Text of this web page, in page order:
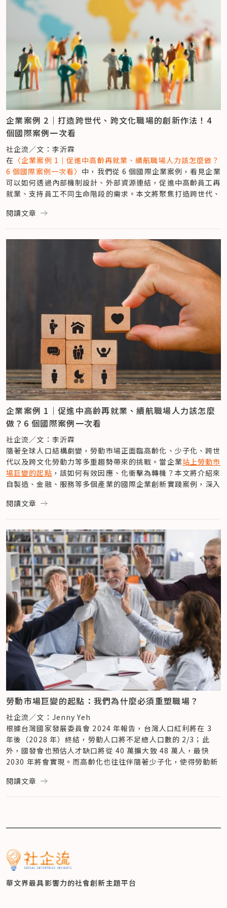
入東南亞特有的香料、食物或配菜等；此外，也能舉辦具有特殊
意涵的活動、文化慶典等，像是泰國人的潑水節、穆斯林注重的
節日對移工意義重大的節日時舉辦慶祝活動，「對這些異鄉的人
才來說，這是一個最有思鄉情結，也最能讓移工們感到被感謝、
被重視的環節。」陳凱翔說。
四、規劃長期的職涯發展路徑
「有沒有屬於跨人才的晉升路徑？企業能不能長期把我留下？」
尤其以藍領移工來說，是許多東南亞移工十分在意。對此陳凱翔
提到，台灣政府在 2023 年推出「移工留才久用」新政策，符合
條件的藍領移工將有機會申請成為「中階人力」，甚至取得永久
居留。這為企業留下優秀人才打開了一扇大門，「會有越來越多
的企業開始實行『移工的儲備幹部計畫』，透過培訓資深、具備
專業技術的移工成為基層主管，由移工來管理其他新進的移
工。」陳凱翔認為，這是一個全新的想像，「運用這些移工成為
基層的管理者，讓移工跟其他移工間沒有跨文化問題。」解決了
基層管理的語言文化隔閡，更為移工提供了清晰可見的晉升方
向，大幅提升移工對於企業的信任力與向心力。
如何培養這些跨文化工作者成為人才、成為新的管理儲備人才，
讓他發揮更大的價值，這個是一個很值得嘗試方向，從 One-
Forty 的角度，也實際協助企業展開一些行動。
例如位於高雄的福興工業，已與 One-Forty 有著 4、5 年的深
度合作經驗，從雇主品牌建立開始，近期也針對一小部分移工人
才進行「儲備幹部培訓」，針對管理階層需具備的軟實力，如溝
通訓練、團隊合作、公眾表達等進行培訓。「福興對外早已成為
許多外籍移工心目中優先選項之一。」將跨文化管理內涵從內部
培訓到外部品牌，形成正向循環。
另外，跨國企業上也看見不同的模式。全球大型服飾品牌 VF 集
團（旗下擁有 The North Face, Vans 等品牌）則從全球供應
鏈的 ESG 策略中的「 Workers Community
Development」計畫出發，與 One-Forty 合作，為其在台供
應鏈廠商中的移工提供從移工適應、溝通到技能的培訓工作。
「透過這樣的模式，有機會影響到很多不同的供應鏈工廠。」陳
凱翔坦言，藉由 VF 台灣的成功模式作為典範，帶動產業裡的改
變，讓更多不同企業可以加入，甚至有機會複製到其他國家的供
應鏈中，成為跨國的影響力。
跨世代來臨，重新塑造職場裡的新樣貌
如果說跨文化職場共融是台灣企業在全球化下的必修課；那跨世
代間的合作，則是回應台灣人口結構改變的關鍵課題。在當代的
職場中「「四代同堂」甚至「五代同堂」（從嬰兒潮世代到 Z
世代）的景象可能會越來越常見，要如何讓這些不同世代價值
觀、工作模式與生命經驗的人一起工作，使潛在衝突轉化為組織
根據美國退休人員協會（AARP）在 2020 年全球調查中顯示，
針對 36 個 OECD 國家企業主管進行的調查，其中有 83% 的受
訪者表示，多世代勞動力對於企業的成功與成長至關重要，資深
員工累積的專業知識、客戶關係和風險判斷能力，結合年輕世代
的數位技能、創新思維和市場敏銳度，形成了一加一大於二的協
同效應；此外，藉由打造跨世代勞動力也能強化人才儲備、提升
組織韌性、改善員工穩定性與保留關鍵技術與經驗。在 OECD
《Promoting an Age-Inclusive Workforce》報告中也看
見，善用多世代勞動力，可顯著提升每位員工企業生產力，但實
際上只有少數雇主制定完整的跨世代職場策略。
拋開世代標籤，從個人需求出發的跨世代管理策略
當今職場普遍依賴「世代標籤」，例如「千禧世代」與「嬰兒潮
世代」，多半我們普遍認為兩個世代對於工作的需求和動機，例
如千禧世代在乎「工作與生活之間的平衡」；嬰兒潮世代對於工
作態度則具強烈的職業道德和目標導向，這樣的對比方式讓人可
以理解世代間的差異，但其實卻忽略了各世代間在職場需求上的
高度共通性，以及在同一世代內部，個體間顯著的差異。根據
OCED 研究報告顯示，不論在哪一個世代的員工都會對於「工
作環境」、「收入」等有著共通的期待。因此，若以年齡作為政
策制定的主要依據，可能無法有效回應員工的真實需求；相反
地，若能根據個別員工的具體情況、工作環境和個人需求來設計
客製化的支持措施，才是更有效的管理策略。
對於該如何進行跨世代間的溝通與管理，OECD 提供以下建
一、重新盤點人力資源
企業運用各種工具，了解員工當前的能力、潛力與職涯期望。
針對中高齡員工上可透過「中年職涯回顧」方式，以個人生命為
圖心
個人發展計畫與職涯對談，有助於釐清工作需求與員工能力及長
二、發展體驗式學習
退休規劃的協助，以及健康檢查、減重比賽等，將能延續熟齡員
工的貢獻價值，提升整體組織穩定度。他也特別提醒，企業管理
者若能帶頭做榜樣，將有助於提升員工參與度。
而在高齡過渡期（60–65 歲）與退休後延續期（65 歲以上），
企業更可考慮彈性再聘、銀髮創業協助、部門知識傳承機制等方
式，將高齡員工視為策略資源，而非成本壓力。例如李明倫建
議，企業可鼓勵跨世代互助學習，例如讓年輕員工教導熟齡員工
3C 技能，而熟齡員工則可以分享實務經驗給年輕員工，建立互
信文化，增進團隊溝通。
其次，針對中高齡員工推動友善職場，例如無印良品透過彈性工
時、培訓機制及作業輔具的導入，成功開發中高齡就業人才，截
至 2024 年 11 月底，45 歲以上夥伴的人數比例已從 2019 年
的 3％ 提升至 12％，不僅讓無印良品的服務更貼近不同年齡層
的需求，亦提升品牌形象。
在企業文化的建立方面，可提供心理支援例如正念冥想課程、心
理諮商、同儕支援小組等方式，並鼓勵開放對話與彈性管理，讓
熟齡員工感到被重視。他以群創光電於 2022 年成立的「樂齡發
展部」為例，提供具彈性、友善、健康促進的熟齡就業方案，例
講座，以及協助他們在職場上升級轉型、探索新機會等，讓經驗
豐富的熟齡員工也能有所貢獻、重新找到自己的人生定位。這樣
的制度設計不僅提升了員工對企業的認同感，也讓企業在人力配
友善家庭支援，讓長者照顧與育兒需求都能滿足
台灣約有 230 萬人承擔照顧責任，其中每年因照顧而離職者超
過 13 萬人。尤其 40–50 歲的「三明治世代」同時需照顧年邁
父母與年幼子女，長照與育兒的雙重壓力正快速侵蝕職場穩定性
愛長照營運長紀鈞惟指出：「當員工因照顧而離職，對員工是薪
資與職涯的中斷，對企業則是人才的流失。」他強調，企業應積
極建構員工照顧支援網路，協助員工平衡工作與家庭，讓高齡社
會不再是企業的風險，而是共創永續的契機。愛長照推出的「星
雲計畫」，便是專為在職照顧者設計的解方，透過一對一諮詢、
資源媒合、照顧知識補充與壓力紓解，平均可為使用者節省
10.5 天資料搜尋時間、減少 36% 的照顧壓力。這項由企業贊
助的計畫，既可強化僱主品牌，也能支援內部員工。（同場加
映：找到高齡社會的企業著力點——愛長照紀鈞惟：看見在職照
顧困境，共創長照支援網）
企業可從下列幾點著手：
建立長照友善政策（如長照假、彈性工時、遠距工作等）
成立內部家庭照顧者社群，促進同儕間的情緒支援
邀請社福單位或地方政府資源提供照顧諮詢與講座
與社會創新組織合作，導入長照支援方案
作後，自行設立公司內託嬰中心，不僅解決員工後顧之憂，也提
升人才留任率與忠誠度。
此外，對於推行全齡友善的職場環境是否會對資源有限的中小企
業造成負擔？李明倫表示，建立友善得職場環境並不一定要舉辦
大型活動或砸重金推出令員工很有感的政策，光是帶著員工一起
運動、或讓內部員工多交流協作，就能有不錯的成效。
從福利到戰略，老化需求成為企業新機會
在高齡化與少子化雙重浪潮下，企業若僅停留於福利層級，將難
以留住多元世代人才。從心理支援、家庭照顧到第二人生探索，
企業應建構完整的「老化需求支援策略」，才能真正實現人力續
航與組織永續。
李明倫總結讓職場人力續航的關鍵「4R」分別
為——Reskill（再學習）、Redesign（工作設計）、
Respect （尊重與價值認同）、Reach out （支持系統）。
而除了職場環境的改善，政策與產業支援也扮演著重要角色。若
能有更多企業跨界合作、串聯社福與教育資源，不僅能補足企業
單獨面對老化需求的不足，也有助於形成全社會的支援網路。例
如社會創新組織如愛長照，正成為企業的重要戰略夥伴。他們不
僅提供服務，更協助企業識別問題、共創解方，將原本難以處理
的生活難題，轉化為可管理的策略資源。當企業願意跨出這一
步，不只是照顧員工，更是在這個劇變時代中，實踐企業社會責
任的深度與廣度。
最終，回應「老化需求」不應只是企業為了合規或形象的行為，
而是與經營效益、員工忠誠與永續價值緊密相關的核心策略。每
一個熟齡員工都是企業知識積累與文化傳承的寶庫，在缺工的時
揮價值，讓後進員工看到希望，企業也才能在變局中穩步前行。
104 獵才總經理資深特助李明倫將出席「7/18 人口轉型新想像
核稿編輯：葉于甄
>> 台灣職場變革進行式：打造友善職場，為何成為企業永續必
修課？
>>
>> 友善職場神助攻！與社會創新組織結盟，為企業競爭力加值
社會能否永續發展的關鍵。
人口變形與勞動力斷層，熟齡人力長期被忽視的制度空缺
根據 104 人力銀行調查顯示，50 歲以上求職人口呈現成長趨
勢，2023 年到 2024 年 50 歲以上求職人口成長了 12%，反映
中高齡者重返職場的意願日益強烈。相較於年輕族群，中高齡求
職者獲得企業邀約的比率卻是明顯偏低，在在凸顯企業端對熟齡
勞動力仍存在疑慮。此外，勞動部在 2024 年 8 月公布的中高
齡及高齡勞動狀況統計，台灣高齡人口勞動參與率雖已連續 3
年上升，但仍低於鄰近國家，更顯示這群勞動力未被充分利用，
造成嚴重的勞動力斷層。
長期關注高齡議題的社會創新組織——老玩客 Let We Care，近
年觀察到社會對高齡議題的關注焦點，已從過去的長照需求，轉
向健康和自我價值實現。意味著，中高齡者不再只是需要被照顧
的對象，而是有能力、有意願為社會做出貢獻的寶貴資源。但勞
動市場及社會環境對高齡者就業的種種刻板印象，仍是阻礙他們
重返職場的重要因素。老玩客創辦人廖健妤分享，許多中高齡者
在乎他人眼光，擔心受到社會異樣眼光，或被貼上負面標籤，甚
難以適應職場。這些因素不僅限制了中高齡者的就業機會，也對
台灣的勞動市場造成負面影響。
政策做什麼？企業做了什麼？ 熟齡回歸的制度現況總體檢
為了促進中高齡者就業，台灣政府近年來積極推動相關政策。
2019 年 11 月通過、2020 年 12 月上路的《中高齡者及高齡者
就業促進法》即是重要的法源依據，明定政府應積極規劃及推動
促進中高齡者及高齡者就業之措施，並提供相關協助。該法不僅
旨在保障中高齡者的就業權益，更鼓勵企業創造友善的就業環
境，並提供相關的補助措施。
但在實務上，這些政策仍存在許多限制，「政府一直在推補助，
但其實企業不知道怎麼使用或沒有意願使用，這都是很直接的。
同時，企業也不清楚中高齡者這群人的樣貌和狀態」廖健妤指
出，政府以類似「輔具補助」的概念推動中高齡就業補助，缺乏
對中高齡者就業現場的實際了解，導致補助項目與企業需求脫
節。而現行補助申請流程繁瑣，企業往往因評估效益不符而放棄
申請。此外，政府提供的職訓課程內容，也未依中高齡者需求設
計，僅套用一般職訓課程且缺乏連貫性，難以有效銜接職場。
在企業端，部分企業對中高齡者的生理和心理變化了解不夠深
入，難以進行有效的職務再設計。廖健妤也補充說明：「企業常
常會覺得缺人，往往開出來的條件都是每天能夠工作 8 小時、
且工作能力要好、高效率的員工；但現實是在缺工的時代，市場
上沒有足夠的企業理想人才。」這與中高齡者追求彈性、重視工
作意義的需求並不相符，讓中高齡退休人士難以重返職場。
即使企業有意提供友善高齡的職缺，也經常缺乏明確的配套措
施，這也讓中高齡求職者信心不足。此外，企業雖有意推動跨世
作的困難。這些挑戰顯示，企業在推動中高齡就業方面，仍有許
多進步空間。
針對上述挑戰，其實台灣部分企業已開始採取行動，積極改善工
作環境，提供更友善的職務設計。例如，IKEA 放大 POS 機上
的字體，降低員工錯誤率並提升工作效率；老爺酒店拆解房屋工
作，並提供彈性班別制度，吸引中高齡者加入；無印良品舉辦跨
齡工作坊，促進不同年齡層員工之間的交流和理解。這些案例的
共同點在於，企業都願意從中高齡員工的需求出發，進行職務再
設計和環境改善，並提供支持性的措施，從而提升了員工的工作
滿意度和生產力。
老玩客 Let We Care，熟齡角色的社會創新重構
老玩客 Let We Care 作為一個關注高齡議題的社會企業，長期
致力於重新定義熟齡角色的價值，並透過職務再設計和強化職
能，協助中高齡者實現自我價值，將老化視為優勢，而非劣勢，
並開發適合高齡者的獨特職務。此外，老玩客也透過社會參與和
存在感，能讓中高齡的退休人士重拾生活的熱情和意義。為了將
理念付諸實踐，老玩客積極推動職務共創制度，讓熟齡者參與工
作內容設計，提升他們的參與感和成就感。（同場加映：
生，也可以有攻略本：老玩客的人生續航計畫）
除了和長者們一起探索退休後人生可以做哪些事情外，老玩客也
與企業端合作，打造更友善高齡的工作環境。 其中，「大齡神
秘客」就是一個成功的例子。一開始，老玩客思考如何讓高齡者
的意見能夠被採納，同時被企業視為珍貴的資產，聯想到「神秘
客」這份需要親身體驗的工作。廖健妤坦言，「老化」是一件沒
神秘客與一般專業神秘客的分別。舉例來說。老玩客曾與輔聽器
廠商合作，邀請高齡者實際參與聽力測試。這樣的安排，一方面
照顧或退場，他們也能貢獻經驗、成為產業中重要的一環。打破
一種被重視、被需要的存在。
老玩客為了實踐友善的工作流程，開設了健康餐點與外帶的輕食
品牌－同食角落，老玩客將不擅長家事的男性長者培訓為甜點
企業案例 2｜打造跨世代、跨文化職場的創新作法！4
個國際案例一次看
社企流／文：李沂霖
在 〈企業案例 1｜促進中高齡再就業、續航職場人力該怎麼做？
6 個國際案例一次看〉 中，我們從 6 個國際企業案例，看見企業
可以如何透過內部機制設計、外部資源連結，促進中高齡員工再
就業、支持員工不同生命階段的需求。本文將聚焦打造跨世代、
轉型下的勞動力挑戰。
IBM 反向導師制，促進跨世代學習與創新
為積極應對快入變化的數位時代、以及職場中跨世代與跨文化差
異的挑戰與機會，IBM 推動的「全球導師計畫」（Global
Mentor Program），讓年輕、資歷較淺的員工擔任導師，指
導資深員工和領導者，特別是在數位素養、新技術應用及社交媒
體使用等方面。這不僅幫助資深員工提升技術能力，還能使他們
獲得年輕世代對市場、客戶與新興趨勢的洞察，進一步加強組織
這項計畫的具體運作方式包括導師配對、簽署正式的「反向導師
（Reverse Mentoring）協議」，並定期進行月度會議，確保
學員能學到新技術，並有效地適應新的工作模式。此外，IBM
也為年輕導師提供了獎勵機制，如證書和晉升機會，並為資深員
工創造包容的學習環境，減少地位威脅感。
反向導師制在 IBM 和其他企業中，已被證實有助於縮小世代之
間的鴻溝，促進組織的持續學習與創新。一項有關反向導師制的
調查顯示，68% 的參與者對反向導師關係感到滿意、且有助於
降低員工流動率，尤其在科技產業中表現更為明顯。
IBM 透過這一創新舉措，不僅應對了工作場所中數位能力和世
代差異的挑戰，還將「學習與創新」根植於企業文化，讓各層
級、各世代的員工都能參與協作與學習，提升了企業的適應性和
創新能力。長期來看，這樣的做法對企業的永續發展有著深遠影
響
The Body Shop 創「影子董事會」，創造世代交流對話場域
英國美妝品牌 The Body Shop 以解決年輕員工與領導層之間
事會（Shadow Boards）」，盼能促進跨世代共融，消弭公司
內部的世代隔閡。
影子董事會的成員有機會直接向公司資深、年紀較大的高層提供
建議，並參與決策過程，讓年輕世代有更多發聲的機會、且並促
進不同世代有交流對話的場域，改變了以往以高層為主的單向管
理模式。
The Body Shop 董事會成員兼國際永續發展總監 Chris Davis
表示：「我們意識到，如果我們的董事會缺乏年輕人的聲音，我
們怎麼能誠實地說，我們正在建立一個能夠傳承給下一代的事業
呢？」透過影子董事會的實踐， The Body Shop 激發了企業
內部的創新活力，並確保了公司在不斷演變的市場中保持競爭
力，為企業的永續發展和世代溝通與知識傳承帶來正面的影響。
Microsoft 攜社創賦能移民，佈局多元人才儲備
Microsoft 積極推動跨文化共融職場，他們攜手社會創新組織
Upwardly Global ，為來自全球的移民提供職業發展機會。
Upwardly Global 是一個專門為移民和難民提供職業發展機會
的非營利組織，幫助他們克服語言障礙、文化差異及職業認證問
題，並協助移民專業人士在新國家重建職業生涯。
Microsoft 與 Upwardly Global 聯手，舉辦技能培訓、履歷
與 LinkedIn 個人資料準備、面試技巧訓練、人脈建立機會等活
動。特別是在紐約市的「Accelerate: New York」計畫中，
Microsoft 與 Upwardly Global 共同支持受 COVID-19 影響
的移民及有色人種社區，幫助他們重新啟動職業生涯，促進包容
「我們一直以來都知道，移民、移工雖非代表性群體，但能為我
們的工作場域帶來寶貴的技能與韌性，這正是推動經濟復甦所需
貢獻力量。」Upwardly Global 執行長 Jina Krause-Vilmar
透過這項合作，Microsoft 不僅拓增了多元人才佈局，也提升
員工對於跨文化職場的認知和敏感度，提升企業的全球化人才儲
備，為未來多元化的勞動力奠定基礎。
PepsiCo 強化多元化招聘，提升企業人才競爭力
閱讀文章
企業案例 1｜促進中高齡再就業、續航職場人力該怎麼
做？6 個國際案例一次看
社企流／文：李沂霖
隨著全球人口結構劇變，勞動市場正面臨高齡化、少子化、跨世
代以及跨文化勞動力等多重趨勢帶來的挑戰。當企業站上勞動市
場巨變的起點 ，該如何有效因應、化衝擊為轉機？本文將介紹來
自製造、金融、服務等多個產業的國際企業創新實踐案例，深入
組織攜手合作，推動變革，
工在不同生命階段的多元需求，從而實現人力的永續發展，維持
企業的長期競爭力。
BMW 前瞻性實驗，讓熟齡員工成為企業新動能
隨著全球人口老化，德國 BMW 積極應對高齡勞動力挑戰。為解
決熟齡工人的體力與靈活性問題，BMW 在 2007 年，於德國丁
戈爾芬的工廠推行「今日為明日（Heute für Morgen）」計
畫，特別設立了名為「老城（Altstadt）」的生產線，專為年
齡較大的工人設計，並與醫療專家合作，確保工作環境符合人體
工學。並致力於解決年齡帶來的體力與靈活性問題。
BMW 的成功關鍵在於「由下而上」的改革策略，根據員工提出
的改善建議，進行了 70 項微小變革，包括升級工具、改良工作
環境、設置符合人體工學的椅子，甚至引入更多機器人以執行重
複性任務。舉例來說，讓員工換上符合人體工學的鞋子，並配備
軟質地板，減輕了長時間站立帶來的疲勞；將螢幕字體放大、改
善工廠照明，令員工的眼睛不再感到吃力。這些創新措施顯著提
升了生產力，並降低了缺勤率，成為與年輕工人同樣高效的生產
線。
這項計畫為熟齡員工提供支持，讓高齡勞動力展現出巨大的價
值，成為提升企業生產力的重要資產。如今，該計畫已成為德國
製造業的典範，並被各大工廠仿效，預示著未來輔助科技將成為
工作場所的常態。
B&Q 「無雇用年齡上限」，90 歲照樣可以來上班
英國知名的 DIY 零售商 B&Q，自1990 年代起便積極推動中高
今，B&Q 已採取「無雇用年齡上限」策略超過 25 年，在全英
國近 3 萬名員工，其中近 3 成的員工年齡為 50 歲以上、有 8%
的重視與承諾。
爾德（Macclesfield）門市進行了試點，率先聘用 50 歲以上的
員工以應對高離職率及擴張需求。這一計畫由華威大學
（University of Warwick）進行為期 6 個月的基準測試與調
查，結果顯示該門市營利提高了18%、員工離職率減少 6 倍、
閱讀文章
勞動市場巨變的起點：我們為什麼必須重塑職場？
社企流／文：Jenny Yeh
根據台灣國家發展委員會 2024 年報告，台灣人口紅利將在 3
年後（2028 年）終結，勞動人口將不足總人口數的 2/3；此
外，國發會也預估人才缺口將從 40 萬擴大致 48 萬人，最快
2030 年將會實現。而高齡化也往往伴隨著少子化，使得勞動新
面對人口結構快速變化，勞動市場勢必需要進入「再設計時
代」。傳統職場生態將被打破，工作年齡層不再侷限於青壯年世
老化的社會早已是全球進行式，美國人口資料局（Population
人口年齡在 65 歲（含）以上，這個數據在東亞、歐洲及北美等
地，比例更高達 20％，或是更多，人口老化是當今世界各國需
要面對的普遍挑戰。
台灣在 2025 年正式躋身「超高齡社會」行列，65 歲以上人口
閱讀文章
華文界最具影響力的社會創新主題平台